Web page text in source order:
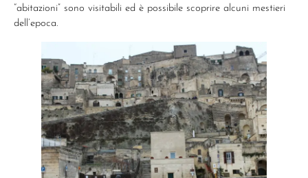
“abitazioni” sono visitabili ed è possibile scoprire alcuni mestieri
dell’epoca.